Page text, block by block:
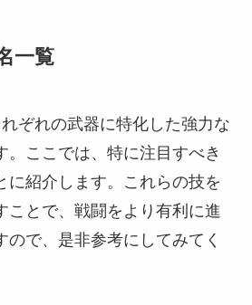
一覧
ぞれの武器に特化した強力な
。ここでは、特に注目すべき
に紹介します。これらの技を
ことで、戦闘をより有利に進
ので、是非参考にしてみてく